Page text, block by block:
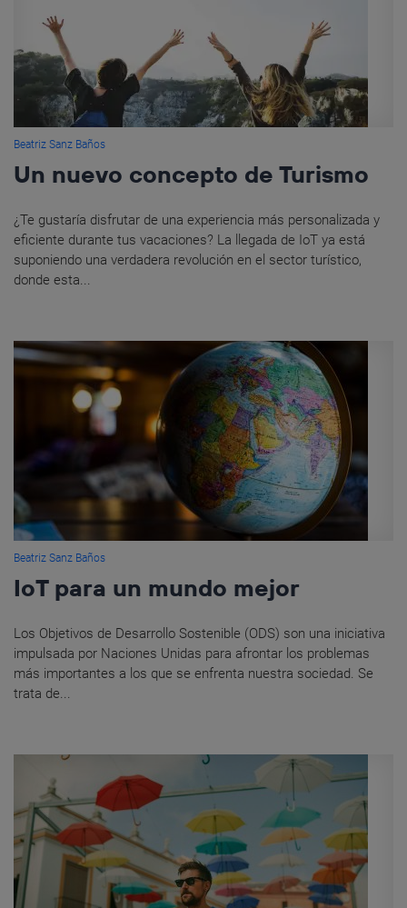
Beatriz Sanz Baños
Un nuevo concepto de Turismo
¿Te gustaría disfrutar de una experiencia más personalizada y
eficiente durante tus vacaciones? La llegada de IoT ya está
suponiendo una verdadera revolución en el sector turístico,
donde esta...
Beatriz Sanz Baños
IoT para un mundo mejor
Los Objetivos de Desarrollo Sostenible (ODS) son una iniciativa
impulsada por Naciones Unidas para afrontar los problemas
más importantes a los que se enfrenta nuestra sociedad. Se
trata de...